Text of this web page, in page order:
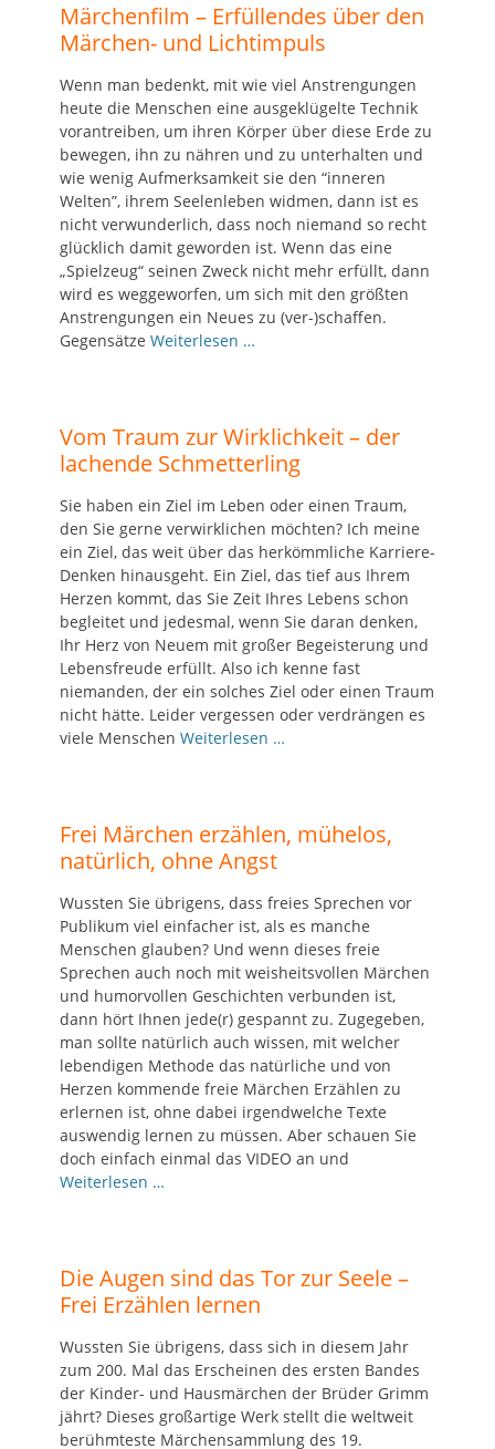
Märchenfilm – Erfüllendes über den
Märchen- und Lichtimpuls
Wenn man bedenkt, mit wie viel Anstrengungen
heute die Menschen eine ausgeklügelte Technik
vorantreiben, um ihren Körper über diese Erde zu
bewegen, ihn zu nähren und zu unterhalten und
wie wenig Aufmerksamkeit sie den “inneren
Welten”, ihrem Seelenleben widmen, dann ist es
nicht verwunderlich, dass noch niemand so recht
glücklich damit geworden ist. Wenn das eine
„Spielzeug“ seinen Zweck nicht mehr erfüllt, dann
wird es weggeworfen, um sich mit den größten
Anstrengungen ein Neues zu (ver-)schaffen.
Gegensätze Weiterlesen …
Vom Traum zur Wirklichkeit – der
lachende Schmetterling
Sie haben ein Ziel im Leben oder einen Traum,
den Sie gerne verwirklichen möchten? Ich meine
ein Ziel, das weit über das herkömmliche Karriere-
Denken hinausgeht. Ein Ziel, das tief aus Ihrem
Herzen kommt, das Sie Zeit Ihres Lebens schon
begleitet und jedesmal, wenn Sie daran denken,
Ihr Herz von Neuem mit großer Begeisterung und
Lebensfreude erfüllt. Also ich kenne fast
niemanden, der ein solches Ziel oder einen Traum
nicht hätte. Leider vergessen oder verdrängen es
viele Menschen Weiterlesen …
Frei Märchen erzählen, mühelos,
natürlich, ohne Angst
Wussten Sie übrigens, dass freies Sprechen vor
Publikum viel einfacher ist, als es manche
Menschen glauben? Und wenn dieses freie
Sprechen auch noch mit weisheitsvollen Märchen
und humorvollen Geschichten verbunden ist,
dann hört Ihnen jede(r) gespannt zu. Zugegeben,
man sollte natürlich auch wissen, mit welcher
lebendigen Methode das natürliche und von
Herzen kommende freie Märchen Erzählen zu
erlernen ist, ohne dabei irgendwelche Texte
auswendig lernen zu müssen. Aber schauen Sie
doch einfach einmal das VIDEO an und
Weiterlesen …
Die Augen sind das Tor zur Seele –
Frei Erzählen lernen
Wussten Sie übrigens, dass sich in diesem Jahr
zum 200. Mal das Erscheinen des ersten Bandes
der Kinder- und Hausmärchen der Brüder Grimm
jährt? Dieses großartige Werk stellt die weltweit
berühmteste Märchensammlung des 19.